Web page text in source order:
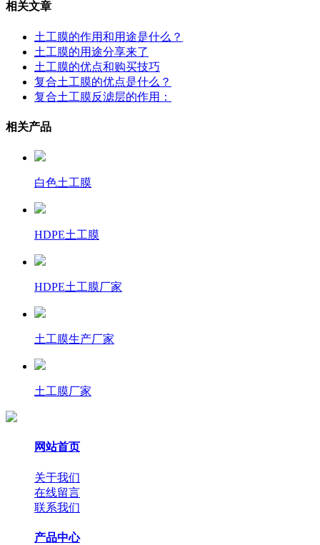
相关文章
土工膜的作用和用途是什么？
土工膜的用途分享来了
土工膜的优点和购买技巧
复合土工膜的优点是什么？
复合土工膜反滤层的作用：
相关产品
白色土工膜
HDPE土工膜
HDPE土工膜厂家
土工膜生产厂家
土工膜厂家
网站首页
关于我们
在线留言
联系我们
产品中心